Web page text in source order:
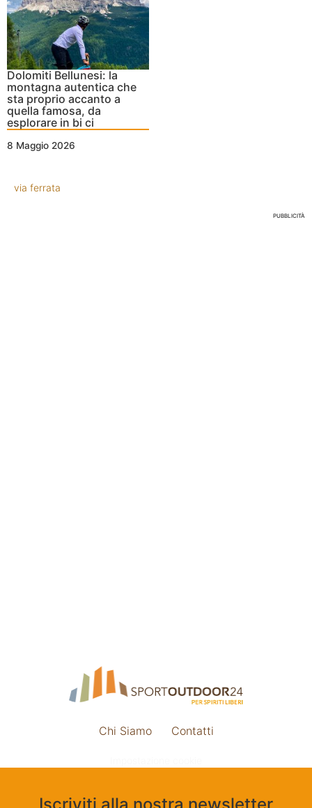
Dolomiti Bellunesi: la
montagna autentica che
sta proprio accanto a
quella famosa, da
esplorare in bi ci
8 Maggio 2026
via ferrata
PUBBLICITÀ
Chi Siamo Contatti